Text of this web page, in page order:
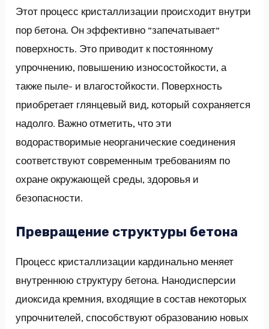
Этот процесс кристаллизации происходит внутри
пор бетона. Он эффективно “запечатывает”
поверхность. Это приводит к постоянному
упрочнению, повышению износостойкости, а
также пыле- и влагостойкости. Поверхность
приобретает глянцевый вид, который сохраняется
надолго. Важно отметить, что эти
водорастворимые неорганические соединения
соответствуют современным требованиям по
охране окружающей среды, здоровья и
безопасности.
Превращение структуры бетона
Процесс кристаллизации кардинально меняет
внутреннюю структуру бетона. Нанодисперсии
диоксида кремния, входящие в состав некоторых
упрочнителей, способствуют образованию новых